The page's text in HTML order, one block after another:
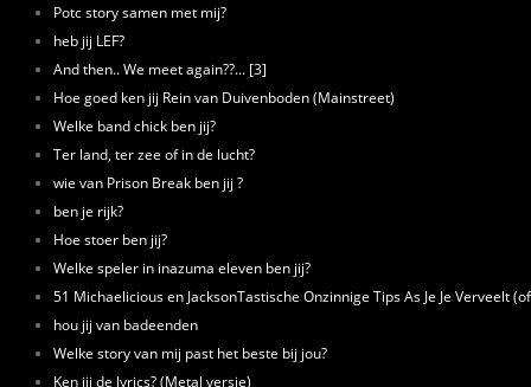
Potc story samen met mij?
heb jij LEF?
And then.. We meet again??... [3]
Hoe goed ken jij Rein van Duivenboden (Mainstreet)
Welke band chick ben jij?
Ter land, ter zee of in de lucht?
wie van Prison Break ben jij ?
ben je rijk?
Hoe stoer ben jij?
Welke speler in inazuma eleven ben jij?
51 Michaelicious en JacksonTastische Onzinnige Tips As Je Je Verveelt
hou jij van badeenden
Welke story van mij past het beste bij jou?
Ken jij de lyrics? (Metal versie)